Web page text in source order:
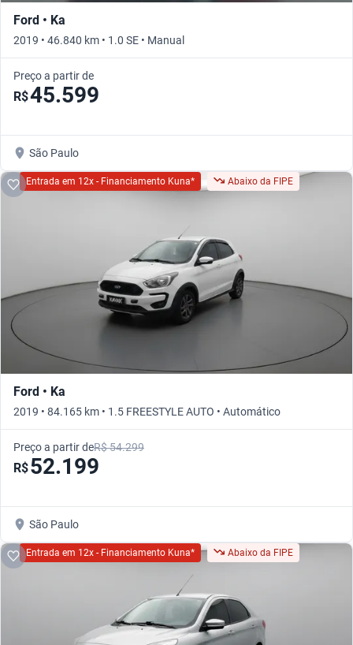
Ford • Ka
2019 • 46.840 km • 1.0 SE • Manual
Preço a partir de
R$45.599
São Paulo
Entrada em 12x - Financiamento Kuna* Abaixo da FIPE
Ford • Ka
2019 • 84.165 km • 1.5 FREESTYLE AUTO • Automático
Preço a partir deR$ 54.299
R$52.199
São Paulo
Entrada em 12x - Financiamento Kuna* Abaixo da FIPE